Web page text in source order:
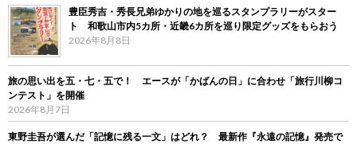
豊臣秀吉・秀長兄弟ゆかりの地を巡るスタンプラリーがスター
ト 和歌山市内5カ所・近畿6カ所を巡り限定グッズをもらおう
2026年8月8日
旅の思い出を五・七・五で！ エースが「かばんの日」に合わせ「旅行川柳コ
ンテスト」を開催
2026年8月7日
東野圭吾が選んだ「記憶に残る一文」はどれ？ 最新作『永遠の記憶』発売で